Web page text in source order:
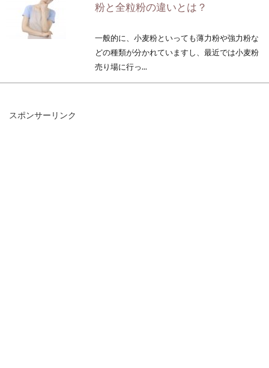
粉と全粒粉の違いとは？
一般的に、小麦粉といっても薄力粉や強力粉な
どの種類が分かれていますし、最近では小麦粉
売り場に行っ...
スポンサーリンク